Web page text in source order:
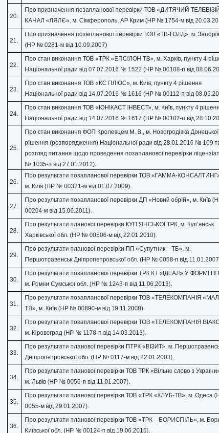
20.
Про призначення позапланової перевірки ТОВ «ДИТЯЧИЙ
КАНАЛ «ЛЯЛЄ», м. Сімферополь, АР Крим (НР № 1754-м від
21.
Про призначення позапланової перевірки ТОВ «ТВ-ГОЛД», м.
(НР № 0281-м від 10.09.2007)
22.
Про стан виконання ТОВ «ТРК «ЕПСІЛОН ТВ», м. Харків, пункту 4
Національної ради від 07.07.2016 № 1522 (НР № 00108-п від
23.
Про стан виконання ТОВ «КС ПЛЮС», м. Київ, пункту 4 рішення
Національної ради від 14.07.2016 № 1616 (НР № 00112-п від
24.
Про стан виконання ТОВ «ЮНІКАСТ ІНВЕСТ», м. Київ, пункту 4
Національної ради від 14.07.2016 № 1617 (НР № 00102-п від
25.
Про стан виконання ФОП Кролевцем М. В., м. Новогродівка
рішення (розпорядження) Національної ради від 28.01.2016 № 109
розгляд питання щодо проведення позапланової перевірки
№ 1035-п від 27.01.2012).
26.
Про результати позапланової перевірки ТОВ «ГАММА-
м. Київ (НР № 00321-м від 01.07.2009).
27.
Про результати позапланової перевірки ДП «Новий обрій», м. Київ
00204-м від 15.06.2011).
28.
Про результати планової перевірки КУП’ЯНСЬКОЇ ТРК, м. Куп’янськ
Харківської обл. (НР № 00506-м від 22.01.2010).
29.
Про результати планової перевірки ПП «Супутник – ТБ», м.
Першотравенськ Дніпропетровської обл. (НР № 0058-п від
30.
Про результати позапланової перевірки ТРК КТ «ІДЕАЛ» У ФОРМІ
м. Ромни Сумської обл. (НР № 1243-п від 11.06.2013).
31.
Про результати позапланової перевірки ТОВ «ТЕЛЕКОМПАНІЯ
ТВ», м. Київ (НР № 00890-м від 19.11.2008).
32.
Про результати позапланової перевірки ТОВ «ТЕЛЕКОМПАНІЯ
м. Кіровоград (НР № 1178-п від 14.03.2013).
33.
Про результати планової перевірки ПТРК «ВІЗИТ», м.
Дніпропетровської обл. (НР № 0117-м від 22.01.2003).
34.
Про результати планової перевірки ТОВ ТРК «Вільне слово з
м. Львів (НР № 0056-п від 11.01.2007).
35.
Про результати планової перевірки ТОВ «ТРК «КЛУБ-ТВ», м. Одеса
0055-м від 29.01.2007).
36.
Про результати планової перевірки ТОВ «ТРК – БОРИСПІЛЬ», м.
Київської обл. (НР № 00124-п від 19.06.2015).